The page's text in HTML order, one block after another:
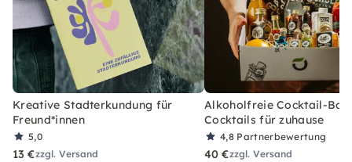
Kreative Stadterkundung für
Freund*innen
5,0
13 €zzgl. Versand
Alkoholfreie Cocktail-Box
Cocktails für zuhause
4,8 Partnerbewertung
40 €zzgl. Versand